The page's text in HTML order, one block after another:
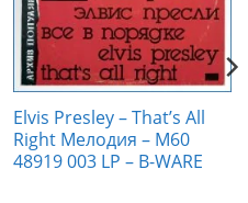
Elvis Presley – That’s All
Right Мелодия – М60
48919 003 LP – B-WARE